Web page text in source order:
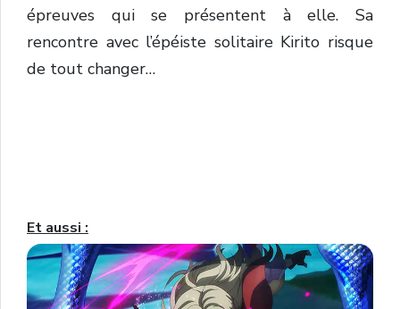
épreuves qui se présentent à elle. Sa
rencontre avec l’épéiste solitaire Kirito risque
de tout changer…
Et aussi :